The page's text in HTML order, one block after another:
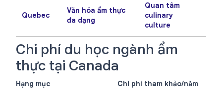
Quebec
Văn hóa ẩm thực
đa dạng
Quan tâm
culinary
culture
Chi phí du học ngành ẩm
thực tại Canada
Hạng mục
Chi phí tham khảo/năm